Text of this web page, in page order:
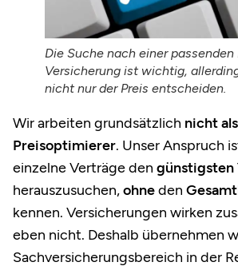
Die Suche nach einer passenden
Versicherung ist wichtig,
nicht nur der Preis entscheiden.
Wir arbeiten grundsätzlich nicht
Preisoptimierer. Unser Anspruch
einzelne Verträge den günstigsten
herauszusuchen,ohneden
kennen. Versicherungen wirken
eben nicht. Deshalb übernehmen
Sachversicherungsbereich in der